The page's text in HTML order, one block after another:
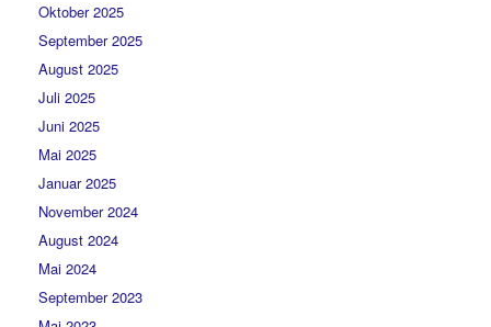
Oktober 2025
September 2025
August 2025
Juli 2025
Juni 2025
Mai 2025
Januar 2025
November 2024
August 2024
Mai 2024
September 2023